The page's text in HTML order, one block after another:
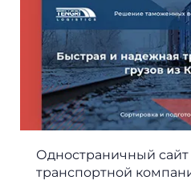
Одностраничный сайт
транспортной